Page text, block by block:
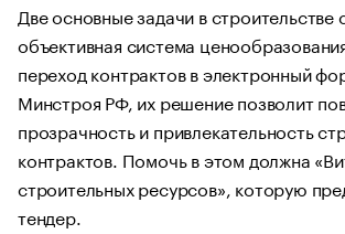
Две основные задачи в строительстве
объективная система
переход контрактов в электронный
Минстроя РФ, их решение позволит
прозрачность и привлекательность
контрактов. Помочь в этом должна
строительных ресурсов», которую
тендер.